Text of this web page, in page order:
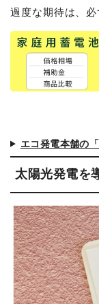
過度な期待は、必
エコ発電本舗の
太陽光発電を